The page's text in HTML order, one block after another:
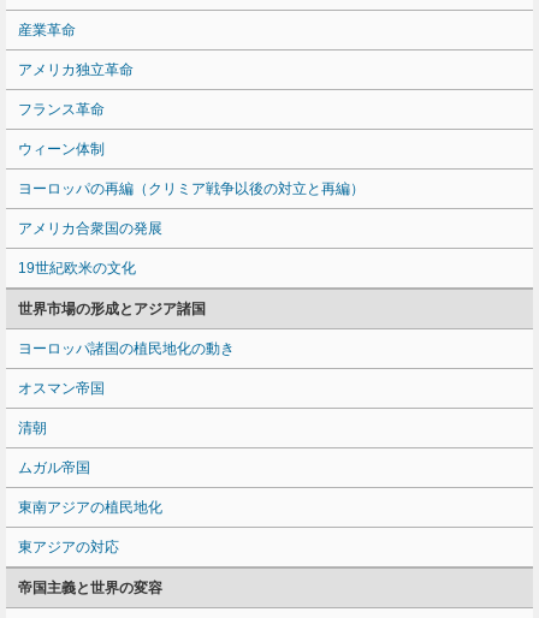
産業革命
アメリカ独立革命
フランス革命
ウィーン体制
ヨーロッパの再編（クリミア戦争以後の対立と再編）
アメリカ合衆国の発展
19世紀欧米の文化
世界市場の形成とアジア諸国
ヨーロッパ諸国の植民地化の動き
オスマン帝国
清朝
ムガル帝国
東南アジアの植民地化
東アジアの対応
帝国主義と世界の変容